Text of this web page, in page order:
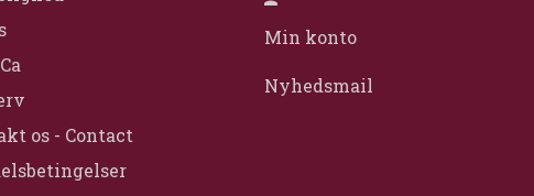
os - Contact
Min konto
Nyhedsmail